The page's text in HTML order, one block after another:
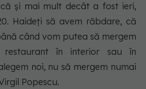
și mai mult decât a fost ieri,
Haideți să avem răbdare, că
când vom putea să mergem
restaurant în interior sau în
noi, nu să mergem numai
Popescu.